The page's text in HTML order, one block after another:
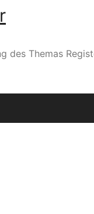
des Themas